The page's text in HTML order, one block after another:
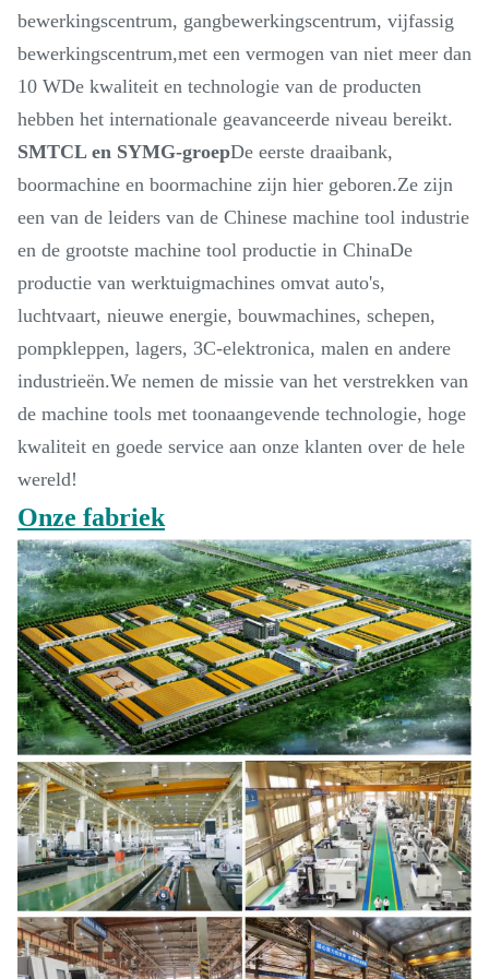
bewerkingscentrum, gangbewerkingscentrum, vijfassig
bewerkingscentrum,met een vermogen van niet meer dan
10 WDe kwaliteit en technologie van de producten
hebben het internationale geavanceerde niveau bereikt.
SMTCL en SYMG-groepDe eerste draaibank,
boormachine en boormachine zijn hier geboren.Ze zijn
een van de leiders van de Chinese machine tool industrie
en de grootste machine tool productie in ChinaDe
productie van werktuigmachines omvat auto's,
luchtvaart, nieuwe energie, bouwmachines, schepen,
pompkleppen, lagers, 3C-elektronica, malen en andere
industrieën.We nemen de missie van het verstrekken van
de machine tools met toonaangevende technologie, hoge
kwaliteit en goede service aan onze klanten over de hele
wereld!
Onze fabriek